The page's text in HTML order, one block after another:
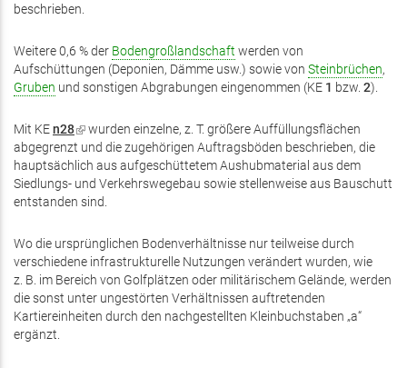
beschrieben.
Weitere 0,6 % der Bodengroßlandschaft werden von
Aufschüttungen (Deponien, Dämme usw.) sowie von Steinbrüchen,
Gruben und sonstigen Abgrabungen eingenommen (KE 1 bzw. 2).
Mit KEn28(Link
ist
extern)
wurden einzelne, z. T. größere Auffüllungsflächen
abgegrenzt und die zugehörigen Auftragsböden beschrieben, die
hauptsächlich aus aufgeschüttetem Aushubmaterial aus dem
Siedlungs- und Verkehrswegebau sowie stellenweise aus Bauschutt
entstanden sind.
Wo die ursprünglichen Bodenverhältnisse nur teilweise durch
verschiedene infrastrukturelle Nutzungen verändert wurden, wie
z. B. im Bereich von Golfplätzen oder militärischem Gelände, werden
die sonst unter ungestörten Verhältnissen auftretenden
Kartiereinheiten durch den nachgestellten Kleinbuchstaben „a“
ergänzt.